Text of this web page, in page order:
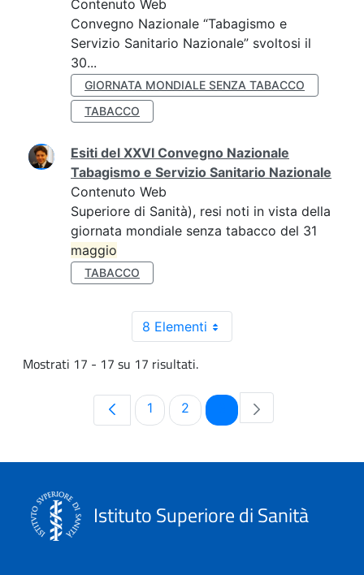
Contenuto Web
Convegno Nazionale “Tabagismo e
Servizio Sanitario Nazionale” svoltosi il
30...
GIORNATA MONDIALE SENZA TABACCO
TABACCO
Esiti del XXVI Convegno Nazionale
Tabagismo e Servizio Sanitario Nazionale
Contenuto Web
Superiore di Sanità), resi noti in vista della
giornata mondiale senza tabacco del 31
maggio
TABACCO
8 Elementi
Mostrati 17 - 17 su 17 risultati.
Pagina
1 Pagina
2 Pagina
Istituto Superiore di Sanità